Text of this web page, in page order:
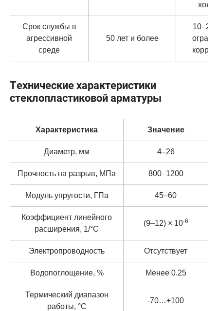
Срок службы в
агрессивной
среде
50 лет и более
10–25
Технические характеристики
стеклопластиковой арматуры
Характеристика Значение
Диаметр, мм 4–26
Прочность на разрыв, МПа 800–1200
Модуль упругости, ГПа 45–60
Коэффициент линейного
расширения, 1/°C
(9–12) × 10-6
Электропроводность Отсутствует
Водопоглощение, % Менее 0.25
Термический диапазон
работы, °C
-70…+100